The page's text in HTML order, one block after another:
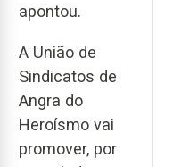
apontou.
A União de
Sindicatos de
Angra do
Heroísmo vai
promover, por